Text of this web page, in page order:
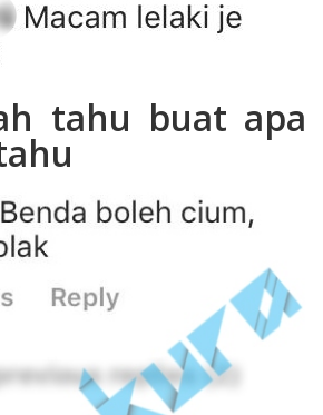
tahu buat apa